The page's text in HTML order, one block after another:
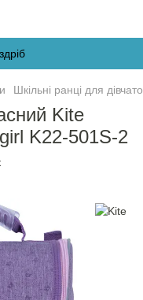
Шкільні ранці для
Kite
K22-501S-2